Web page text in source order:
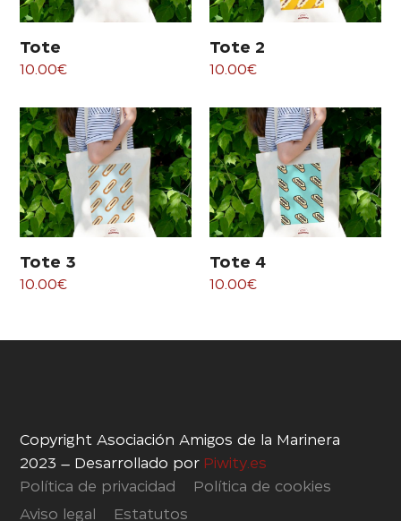
Tote
10.00€
Tote 2
10.00€
Tote 3
10.00€
Tote 4
10.00€
Copyright Asociación Amigos de la Marinera
2023 – Desarrollado por Piwity.es
Política de privacidad
Política de cookies
Aviso legal Estatutos